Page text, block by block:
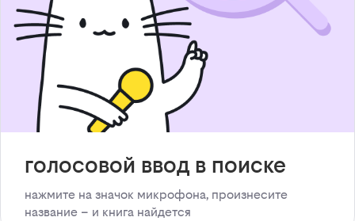
голосовой ввод в поиске
нажмите на значок микрофона, произнесите
название – и книга найдется